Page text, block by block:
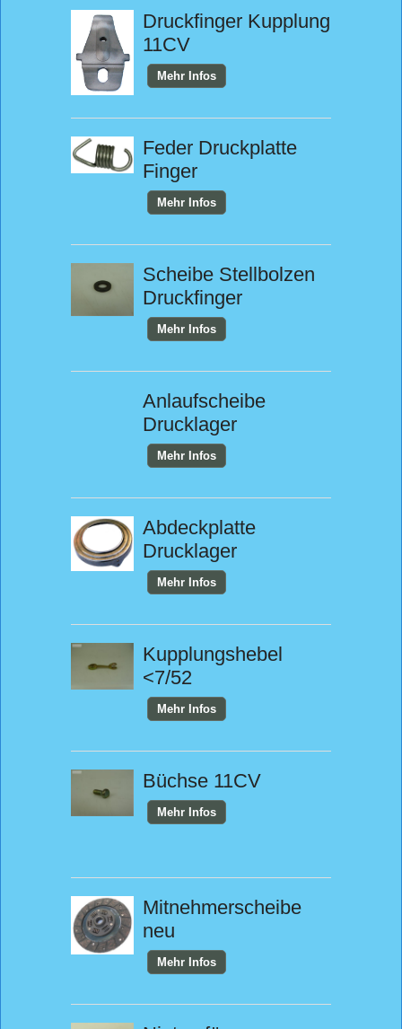
Druckfinger Kupplung
11CV
Mehr Infos
Feder Druckplatte
Finger
Mehr Infos
Scheibe Stellbolzen
Druckfinger
Mehr Infos
Anlaufscheibe
Drucklager
Mehr Infos
Abdeckplatte
Drucklager
Mehr Infos
Kupplungshebel
<7/52
Mehr Infos
Büchse 11CV
Mehr Infos
Mitnehmerscheibe
neu
Mehr Infos